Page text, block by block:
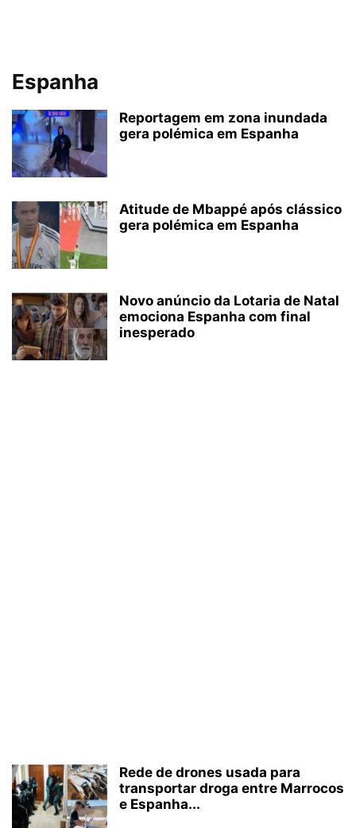
Espanha
Reportagem em zona inundada
gera polémica em Espanha
Atitude de Mbappé após clássico
gera polémica em Espanha
Novo anúncio da Lotaria de Natal
emociona Espanha com final
inesperado
Rede de drones usada para
transportar droga entre Marrocos
e Espanha...